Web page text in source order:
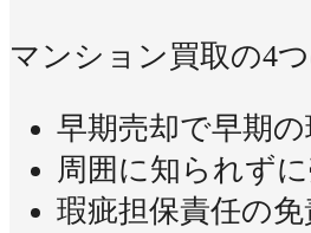
マンション買取の4
早期売却で早期
周囲に知られず
瑕疵担保責任の免